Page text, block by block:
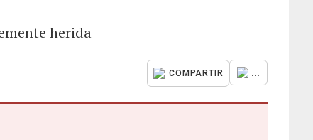
herida
COMPARTIR ...